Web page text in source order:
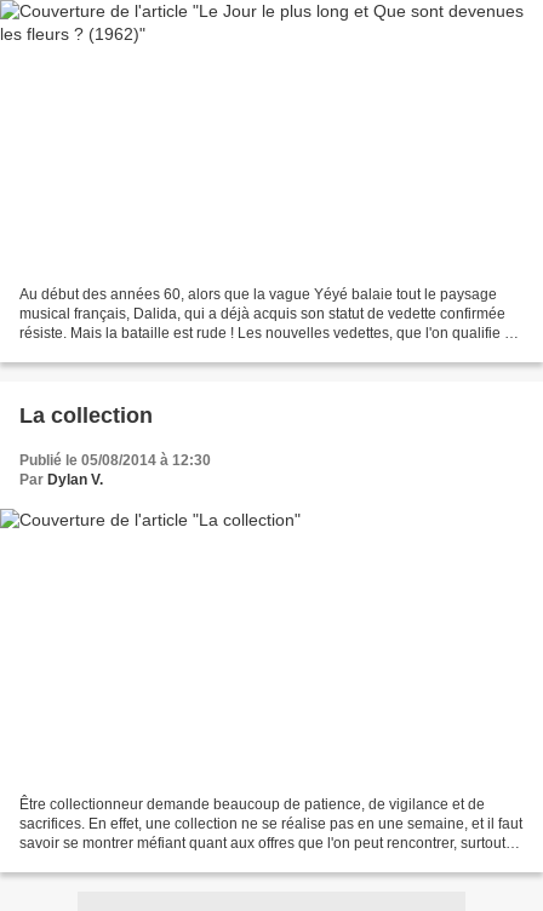
Au début des années 60, alors que la vague Yéyé balaie tout le paysage
musical français, Dalida, qui a déjà acquis son statut de vedette confirmée
résiste. Mais la bataille est rude ! Les nouvelles vedettes, que l'on qualifie de
La collection
Publié le 05/08/2014 à 12:30
Par Dylan V.
Être collectionneur demande beaucoup de patience, de vigilance et de
sacrifices. En effet, une collection ne se réalise pas en une semaine, et il faut
savoir se montrer méfiant quant aux offres que l'on peut rencontrer, surtout